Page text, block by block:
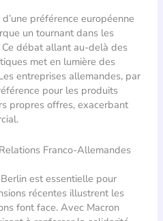
préférence européenne
un tournant dans les
débat allant au-delà des
met en lumière des
entreprises allemandes, par
pour les produits
propres offres, exacerbant
Franco-Allemandes
est essentielle pour
récentes illustrent les
font face. Avec Macron